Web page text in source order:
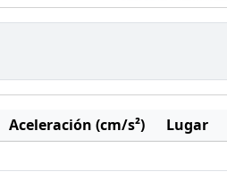
Aceleración (cm/s²) Lugar